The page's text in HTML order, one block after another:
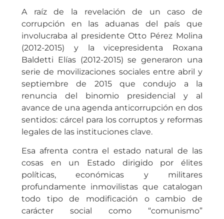
A raíz de la revelación de un caso de
corrupción en las aduanas del país que
involucraba al presidente Otto Pérez Molina
(2012-2015) y la vicepresidenta Roxana
Baldetti Elías (2012-2015) se generaron una
serie de movilizaciones sociales entre abril y
septiembre de 2015 que condujo a la
renuncia del binomio presidencial y al
avance de una agenda anticorrupción en dos
sentidos: cárcel para los corruptos y reformas
legales de las instituciones clave.
Esa afrenta contra el estado natural de las
cosas en un Estado dirigido por élites
políticas, económicas y militares
profundamente inmovilistas que catalogan
todo tipo de modificación o cambio de
carácter social como “comunismo”